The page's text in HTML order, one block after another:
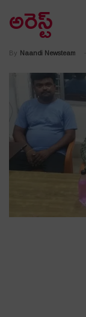
అరెస్ట్
By Naandi Newsteam